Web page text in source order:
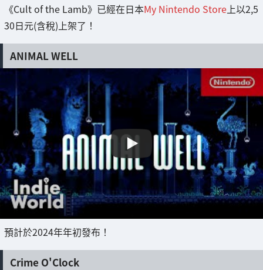
《Cult of the Lamb》已經在日本My Nintendo Store上以2,5
30日元(含稅)上架了！
ANIMAL WELL
預計於2024年年初發布！
Crime O'Clock